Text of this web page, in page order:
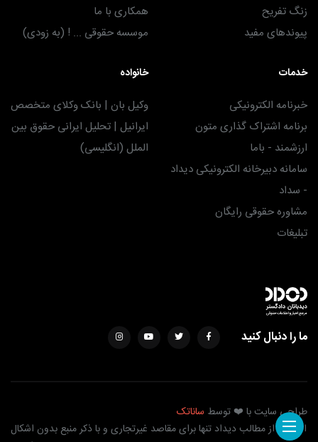
زنگ تفریح
پیوندهای مفید
همکاری با ما
موسسه حقوقی ... ! (به زودی)
خدمات
خبرنامه الکترونیکی
برنامه اشتراک گذاری متون
ارزشمند - باما
سامانه دبیرخانه الکترونیکی دیداد
- سداد
مشاوره حقوقی رایگان
تبلیغات
خانواده
وکیل بان | بانک وکلای متخصص
ایرانیل | تحلیل ایرانی حقوق بین
الملل (انگلیسی)
ما را دنبال کنید
طراحی سایت با ❤️ توسط ساناتک
استفاده از مطالب دیداد تنها برای مقاصد غیرتجاری و با ذکر منبع بدون اشکال